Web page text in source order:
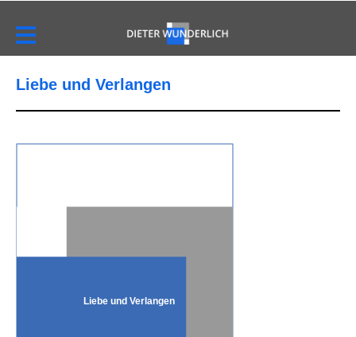
Liebe und Verlangen
Liebe und Verlangen